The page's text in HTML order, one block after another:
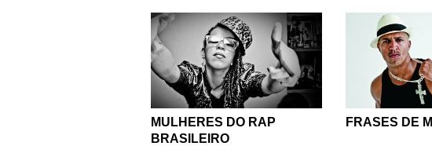
MULHERES DO RAP
BRASILEIRO
FRASES DE